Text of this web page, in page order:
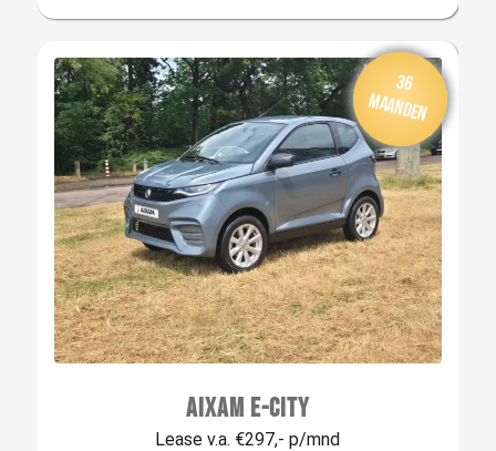
AIXAM E-CITY
Van
af: € 335,-
per m
aan
d
36
maanden
Lease v.a. €297,- p/mnd